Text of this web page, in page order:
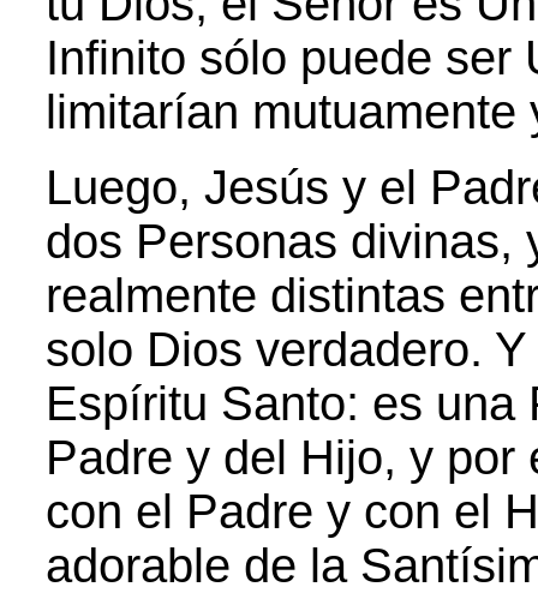
Infinito sólo puede ser
limitarían
Luego, Jesús y el
dos Personas divinas,
realmente distintas
solo Dios verdadero.
Espíritu Santo: es una
Padre y del Hijo, y
con el Padre y con el
adorable de la